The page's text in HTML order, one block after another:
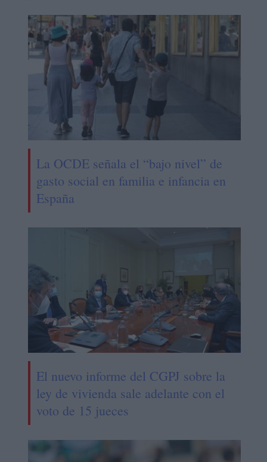
La OCDE señala el “bajo nivel” de
gasto social en familia e infancia en
España
El nuevo informe del CGPJ sobre la
ley de vivienda sale adelante con el
voto de 15 jueces